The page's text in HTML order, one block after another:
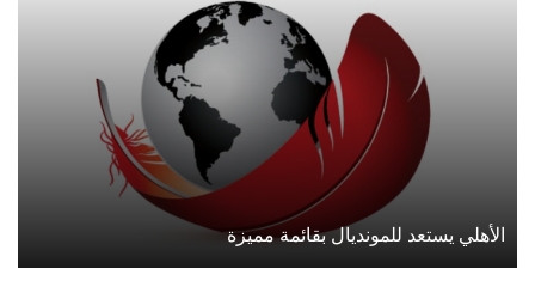
الأهلي يستعد للمونديال بقائمة مميزة